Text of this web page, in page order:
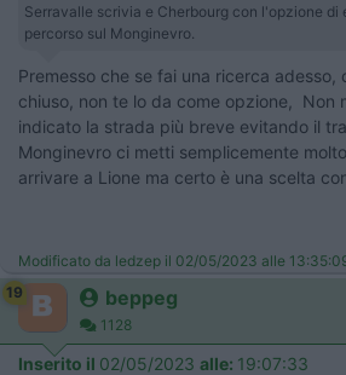
Serravalle scrivia e Cherbourg con l'opzione di
percorso sul Monginevro.
Premesso che se fai una ricerca adesso,
chiuso, non te lo da come opzione, Non
indicato la strada più breve evitando il
Monginevro ci metti semplicemente
arrivare a Lione ma certo è una scelta
Modificato da ledzep il 02/05/2023 alle
19
beppeg
1128
Inserito il 02/05/2023 alle: 19:07:33